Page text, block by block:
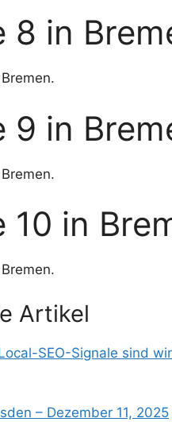
8 in
9 in
10 in
Artikel
SEO-Signale sind
– Dezember 11, 2025